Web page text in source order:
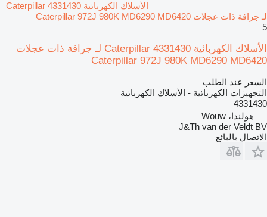
الأسلاك الكهربائية Caterpillar 4331430
لـ جرافة ذات عجلات Caterpillar 972J 980K MD6290 MD6420
5
الأسلاك الكهربائية Caterpillar 4331430 لـ جرافة ذات عجلات
Caterpillar 972J 980K MD6290 MD6420
السعر عند الطلب
التجهيزات الكهربائية - الأسلاك الكهربائية
4331430
هولندا، Wouw
J&Th van der Veldt BV
الاتصال بالبائع